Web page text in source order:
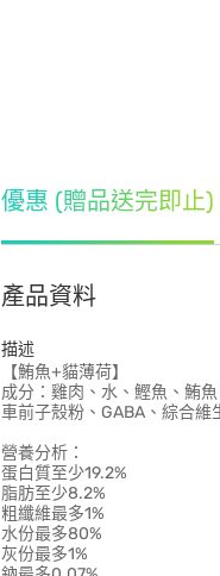
優惠 (贈品送完即止)
產品資料
描述
【鮪魚+貓薄荷】
成分：雞肉、水、鰹魚、鮪
車前子殼粉、GABA、綜合維
營養分析：
蛋白質至少19.2%
脂肪至少8.2%
粗纖維最多1%
水份最多80%
灰份最多1%